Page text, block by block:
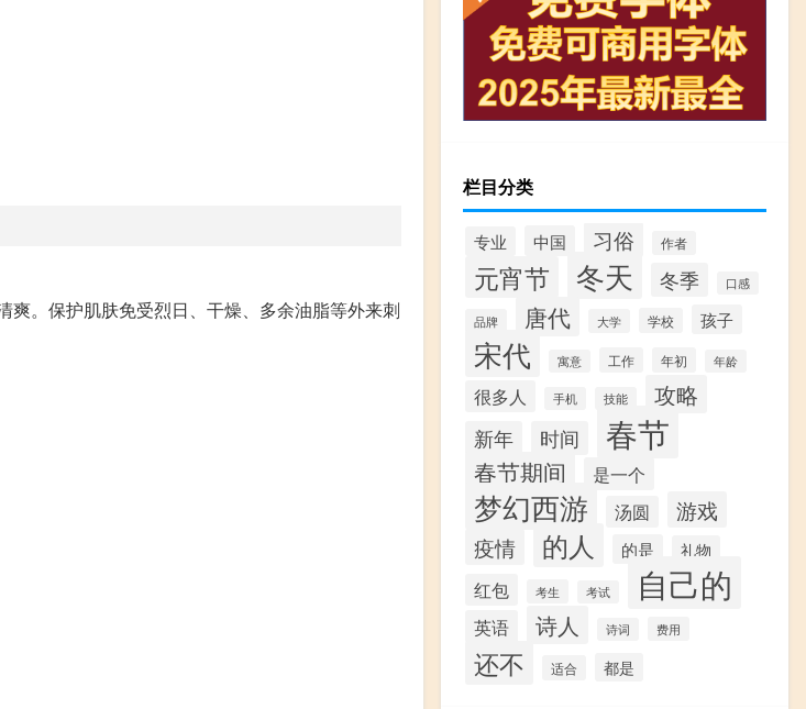
。保护肌肤免受烈日、干燥、多余油脂等外来刺
栏目分类
专业 中国 习俗 作者
元宵节 冬天 冬季 口感
品牌 唐代 大学 学校 孩子
宋代 寓意 工作 年初 年龄
很多人 手机 技能 攻略
新年 时间 春节
春节期间 是一个
梦幻西游 汤圆
游戏
疫情
的人 的是 礼物
红包 考生 考试 自己的
英语 诗人 诗词 费用
还不 适合 都是